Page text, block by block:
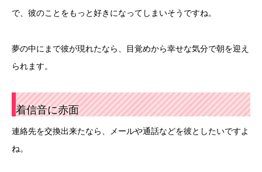
で、彼のことをもっと好きになってしまいそうですね。
夢の中にまで彼が現れたなら、目覚めから幸せな気分で朝を迎え
られます。
着信音に赤面
連絡先を交換出来たなら、メールや通話などを彼としたいですよ
ね。